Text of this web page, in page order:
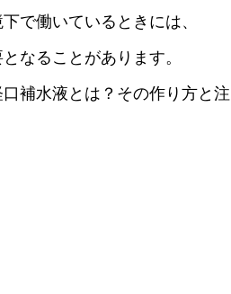
で働いているときには、
なることがあります。
補水液とは？その作り方と注